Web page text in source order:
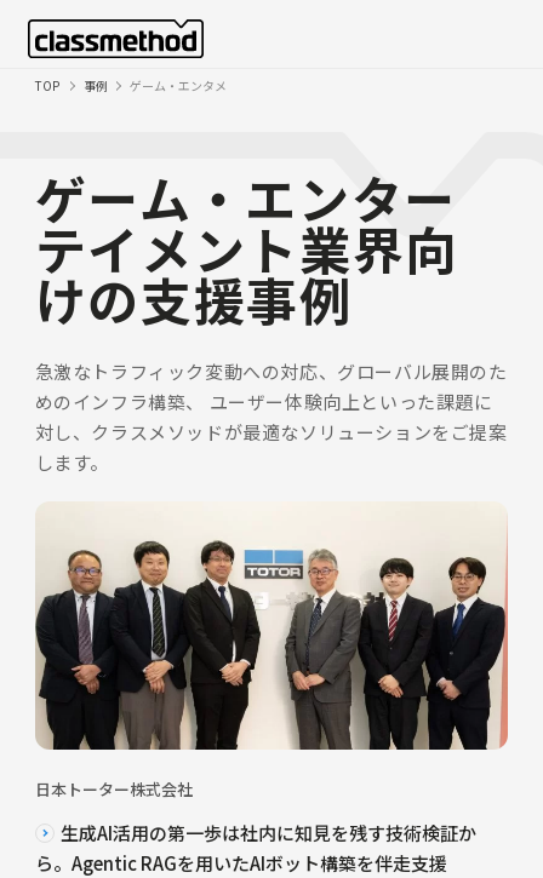
TOP 事例 ゲーム・エンタメ
ゲーム・エンター
テイメント業界向
けの支援事例
急激なトラフィック変動への対応、グローバル展開のた
めのインフラ構築、
ユーザー体験向上といった課題に
対し、クラスメソッドが最適なソリューションをご提案
します。
日本トーター株式会社
生成AI活用の第一歩は社内に知見を残す技術検証か
ら。Agentic RAGを用いたAIボット構築を伴走支援